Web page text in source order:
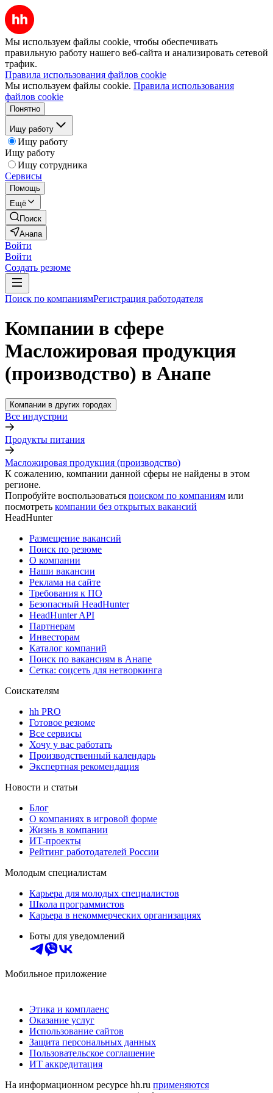
Мы используем файлы cookie, чтобы обеспечивать
правильную работу нашего веб-сайта и анализировать сетевой
трафик.
Правила использования файлов cookie
Мы используем файлы cookie. Правила использования
файлов cookie
Понятно
Ищу работу
Ищу работу
Ищу работу
Ищу сотрудника
Сервисы
Помощь
Ещё
Поиск
Анапа
Войти
Войти
Создать резюме
Поиск по компаниямРегистрация работодателя
Компании в сфере
Масложировая продукция
(производство) в Анапе
Компании в других городах
Все индустрии
Продукты питания
Масложировая продукция (производство)
К сожалению, компании данной сферы не найдены в этом
регионе.
Попробуйте воспользоваться поиском по компаниям или
посмотреть компании без открытых вакансий
HeadHunter
Размещение вакансий
Поиск по резюме
О компании
Наши вакансии
Реклама на сайте
Требования к ПО
Безопасный HeadHunter
HeadHunter API
Партнерам
Инвесторам
Каталог компаний
Поиск по вакансиям в Анапе
Сетка: соцсеть для нетворкинга
Соискателям
hh PRO
Готовое резюме
Все сервисы
Хочу у вас работать
Производственный календарь
Экспертная рекомендация
Новости и статьи
Блог
О компаниях в игровой форме
Жизнь в компании
ИТ-проекты
Рейтинг работодателей России
Молодым специалистам
Карьера для молодых специалистов
Школа программистов
Карьера в некоммерческих организациях
Боты для уведомлений
Мобильное приложение
Этика и комплаенс
Оказание услуг
Использование сайтов
Защита персональных данных
Пользовательское соглашение
ИТ аккредитация
На информационном ресурсе hh.ru применяются